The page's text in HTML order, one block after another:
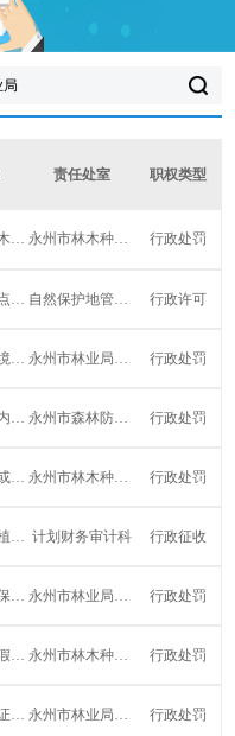
责任处室 职权类型
对违法收购林木种子的处罚 永州市林木种苗管理站 行政处罚
权限内国家重点保护陆生野生动物人工繁育许... 自然保护地管理与野生动植物保护科 行政许可
外国人在中国境内采集、收购国家重点保护野... 永州市林业局野生动植物保护科 行政处罚
对森林防火期内未经批准在森林防火区内进行... 永州市森林防火指挥部办公室 行政处罚
假冒授权品种或销售授权品种未使用其注册登... 永州市林木种苗管理站 行政处罚
收取国内森林植物检疫费 计划财务审计科 行政征收
对非法在自然保护区进行砍伐、放牧、狩猎、... 永州市林业局野生动植物保护科 行政处罚
对生产、经营假、劣林木种子的处罚 永州市林木种苗管理站 行政处罚
对未取得狩猎证或者未按狩猎证规定猎捕野生... 永州市林业局野生动植物保护科 行政处罚